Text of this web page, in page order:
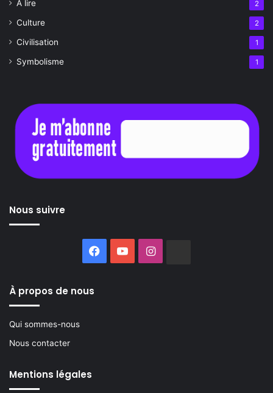
À lire 2
Culture 2
Civilisation 1
Symbolisme 1
Nous suivre
Facebook
YouTubeInstagram
À propos de nous
Qui sommes-nous
Nous contacter
Mentions légales